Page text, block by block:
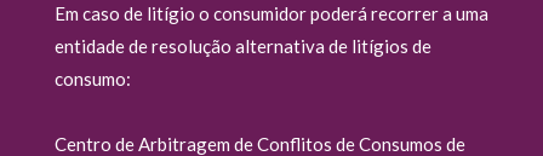
Em caso de litígio o consumidor poderá recorrer a uma
entidade de resolução alternativa de litígios de
consumo:
Centro de Arbitragem de Conflitos de Consumos de